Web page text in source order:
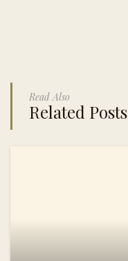
Read Also
Related Posts